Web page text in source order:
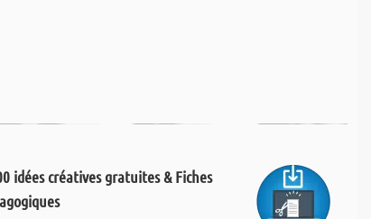
idées créatives gratuites & Fiches